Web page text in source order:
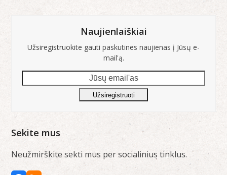
Naujienlaiškiai
Užsiregistruokite gauti paskutines naujienas į Jūsų e-
mail'ą.
email'as
Užsiregistruoti
Sekite mus
Neužmirškite sekti mus per socialinius tinklus.